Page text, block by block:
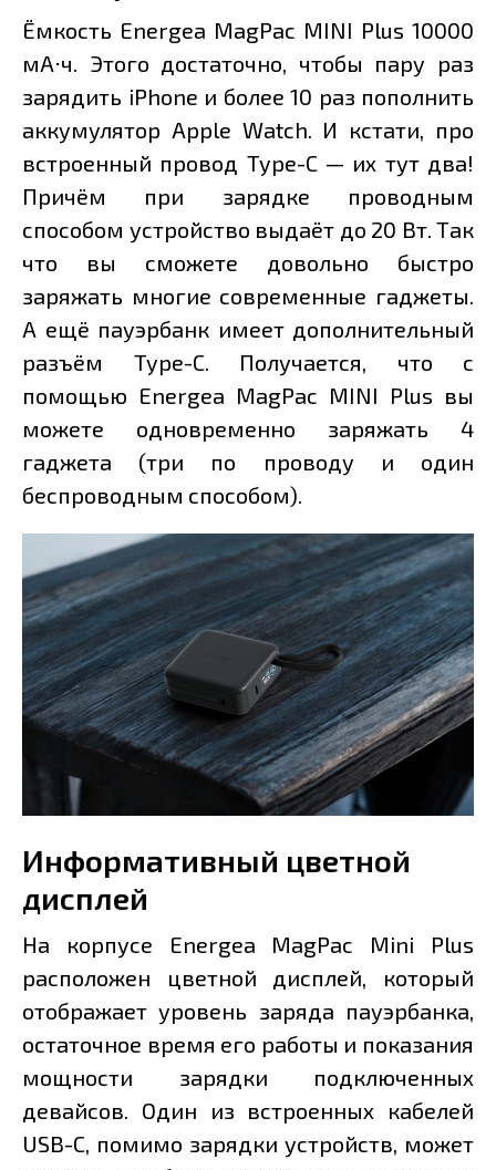
Ёмкость Energea MagPac MINI Plus 10000
мА⋅ч. Этого достаточно, чтобы пару раз
зарядить iPhone и более 10 раз пополнить
аккумулятор Apple Watch. И кстати, про
встроенный провод Type-C — их тут два!
Причём при зарядке проводным
способом устройство выдаёт до 20 Вт. Так
что вы сможете довольно быстро
заряжать многие современные гаджеты.
А ещё пауэрбанк имеет дополнительный
разъём Type-C. Получается, что с
помощью Energea MagPac MINI Plus вы
можете одновременно заряжать 4
гаджета (три по проводу и один
беспроводным способом).
Информативный цветной
дисплей
На корпусе Energea MagPac Mini Plus
расположен цветной дисплей, который
отображает уровень заряда пауэрбанка,
остаточное время его работы и показания
мощности зарядки подключенных
девайсов. Один из встроенных кабелей
USB-C, помимо зарядки устройств, может